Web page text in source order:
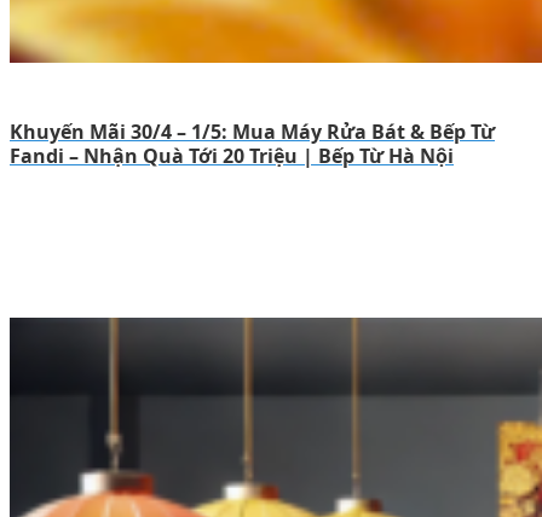
Khuyến Mãi 30/4 – 1/5: Mua Máy Rửa Bát & Bếp Từ
Fandi – Nhận Quà Tới 20 Triệu | Bếp Từ Hà Nội